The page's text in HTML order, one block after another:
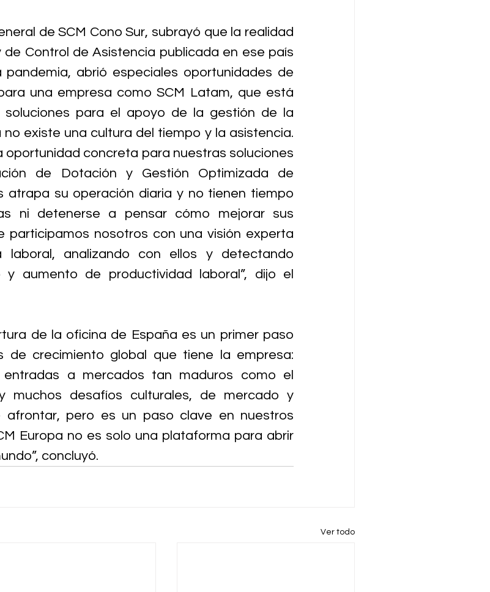
de SCM Cono Sur, subrayó que la realidad
Control de Asistencia publicada en ese país
abrió especiales oportunidades de
una empresa como SCM Latam, que está
soluciones para el apoyo de la gestión de la
no existe una cultura del tiempo y la asistencia.
oportunidad concreta para nuestras soluciones
de Dotación y Gestión Optimizada de
atrapa su operación diaria y no tienen tiempo
ni detenerse a pensar cómo mejorar sus
participamos nosotros con una visión experta
analizando con ellos y detectando
aumento de productividad laboral”, dijo el
de la oficina de España es un primer paso
de crecimiento global que tiene la empresa:
a mercados tan maduros como el
muchos desafíos culturales, de mercado y
afrontar, pero es un paso clave en nuestros
Europa no es solo una plataforma para abrir
concluyó.
Ver todo